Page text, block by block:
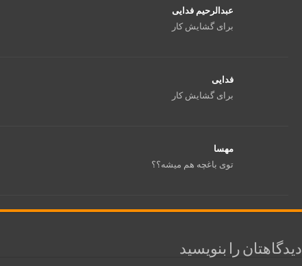
عبدالرحیم فدایی
برای گشایش کار
فدایی
برای گشایش کار
مهسا
توی باغچه هم میشه؟؟
دیدگاهتان را بنویسید